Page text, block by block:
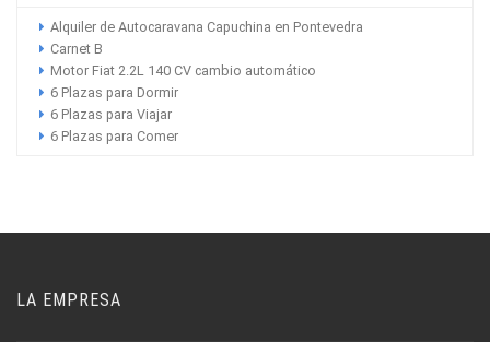
Alquiler de Autocaravana Capuchina en Pontevedra
Carnet B
Motor Fiat 2.2L 140 CV cambio automático
6 Plazas para Dormir
6 Plazas para Viajar
6 Plazas para Comer
LA EMPRESA